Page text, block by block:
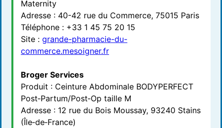
Maternity
Adresse : 40-42 rue du Commerce, 75015 Paris
Téléphone : +33 1 45 75 20 15
Site : grande-pharmacie-du-
commerce.mesoigner.fr
Broger Services
Produit : Ceinture Abdominale BODYPERFECT
Post‑Partum/Post‑Op taille M
Adresse : 12 rue du Bois Moussay, 93240 Stains
(Île‑de‑France)